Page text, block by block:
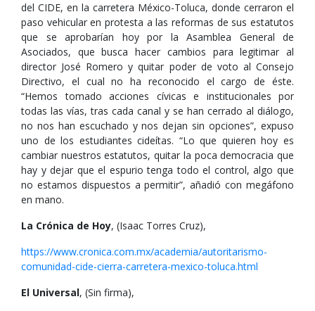
del CIDE, en la carretera México-Toluca, donde cerraron el
paso vehicular en protesta a las reformas de sus estatutos
que se aprobarían hoy por la Asamblea General de
Asociados, que busca hacer cambios para legitimar al
director José Romero y quitar poder de voto al Consejo
Directivo, el cual no ha reconocido el cargo de éste.
“Hemos tomado acciones cívicas e institucionales por
todas las vías, tras cada canal y se han cerrado al diálogo,
no nos han escuchado y nos dejan sin opciones”, expuso
uno de los estudiantes cideítas. “Lo que quieren hoy es
cambiar nuestros estatutos, quitar la poca democracia que
hay y dejar que el espurio tenga todo el control, algo que
no estamos dispuestos a permitir”, añadió con megáfono
en mano.
La Crónica de Hoy, (Isaac Torres Cruz),
https://www.cronica.com.mx/academia/autoritarismo-
comunidad-cide-cierra-carretera-mexico-toluca.html
El Universal, (Sin firma),